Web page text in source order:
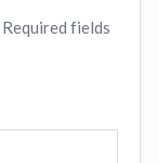
Required fields